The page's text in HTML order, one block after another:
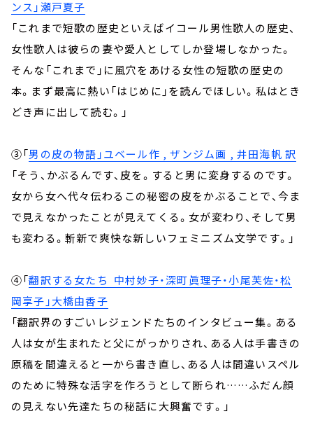
ンス」瀬戸夏子
「これまで短歌の歴史といえばイコール男性歌人の歴史、
女性歌人は彼らの妻や愛人としてしか登場しなかった。
そんな「これまで」に風穴をあける女性の短歌の歴史の
本。まず最高に熱い「はじめに」を読んでほしい。私はとき
どき声に出して読む。」
③「男の皮の物語」ユベール作 , ザンジム画 , 井田海帆 訳
「そう、かぶるんです、皮を。すると男に変身するのです。
女から女へ代々伝わるこの秘密の皮をかぶることで、今ま
で見えなかったことが見えてくる。女が変わり、そして男
も変わる。斬新で爽快な新しいフェミニズム文学です。」
④「翻訳する女たち 中村妙子・深町眞理子・小尾芙佐・松
岡享子」大橋由香子
「翻訳界のすごいレジェンドたちのインタビュー集。ある
人は女が生まれたと父にがっかりされ、ある人は手書きの
原稿を間違えると一から書き直し、ある人は間違いスペル
のために特殊な活字を作ろうとして断られ……ふだん顔
の見えない先達たちの秘話に大興奮です。」